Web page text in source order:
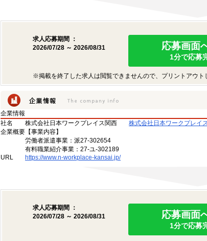
求人応募期間 ：
2026/07/28 ～ 2026/08/31
応募画面
1分で応募
※掲載を終了した求人は閲覧できませんので、プリントアウト
企業情報
社名
株式会社日本ワークプレイス関西
株式会社日本ワークプレイ
企業概要 【事業内容】
労働者派遣事業：派27-302654
有料職業紹介事業：27-ユ-302189
URL
https://www.n-workplace-kansai.jp/
求人応募期間 ：
2026/07/28 ～ 2026/08/31
応募画面
1分で応募